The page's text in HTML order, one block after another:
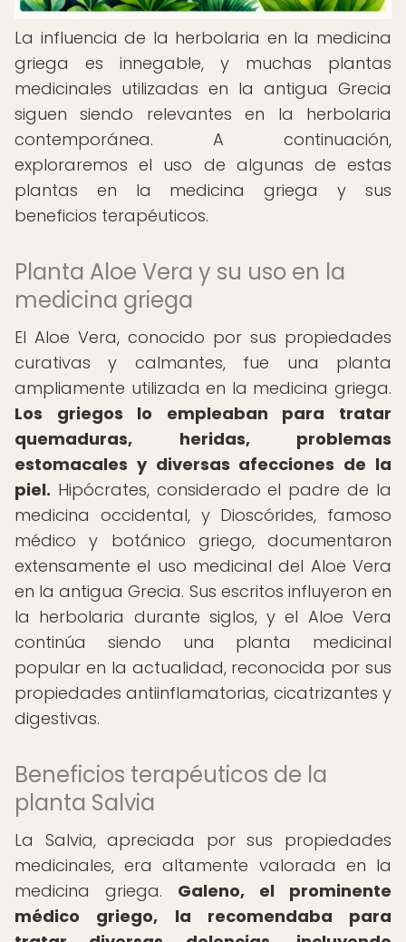
La influencia de la herbolaria en la medicina
griega es innegable, y muchas plantas
medicinales utilizadas en la antigua Grecia
siguen siendo relevantes en la herbolaria
contemporánea. A continuación,
exploraremos el uso de algunas de estas
plantas en la medicina griega y sus
beneficios terapéuticos.
Planta Aloe Vera y su uso en la
medicina griega
El Aloe Vera, conocido por sus propiedades
curativas y calmantes, fue una planta
ampliamente utilizada en la medicina griega.
Los griegos lo empleaban para tratar
quemaduras, heridas, problemas
estomacales y diversas afecciones de la
piel. Hipócrates, considerado el padre de la
medicina occidental, y Dioscórides, famoso
médico y botánico griego, documentaron
extensamente el uso medicinal del Aloe Vera
en la antigua Grecia. Sus escritos influyeron en
la herbolaria durante siglos, y el Aloe Vera
continúa siendo una planta medicinal
popular en la actualidad, reconocida por sus
propiedades antiinflamatorias, cicatrizantes y
digestivas.
Beneficios terapéuticos de la
planta Salvia
La Salvia, apreciada por sus propiedades
medicinales, era altamente valorada en la
medicina griega. Galeno, el prominente
médico griego, la recomendaba para